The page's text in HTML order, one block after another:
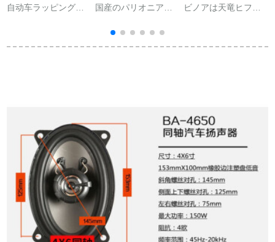
自动车ラッピングシ
6.5寸6*9空箱体6.5寸
国産のパリオニアを
ソプラノを改造し
て、高音の頭を持
ビノアは天竜ヒフィ
音スピカです。